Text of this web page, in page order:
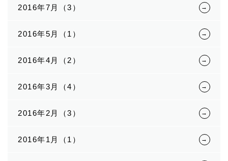
2016年7月（3）
2016年5月（1）
2016年4月（2）
2016年3月（4）
2016年2月（3）
2016年1月（1）